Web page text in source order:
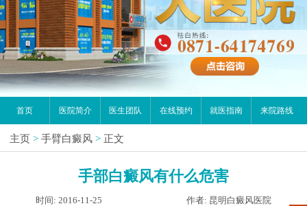
首页 医院简介 医生团队 在线预约 就医指南 来院路线
主页 > 手臂白癜风 > 正文
手部白癜风有什么危害
时间: 2016-11-25 作者: 昆明白癜风医院